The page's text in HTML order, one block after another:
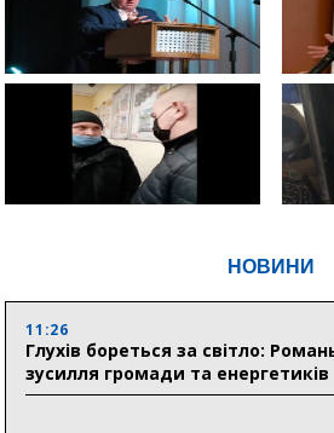
НОВИНИ
11:26
Глухів бореться за світло:
зусилля громади та енергетиків